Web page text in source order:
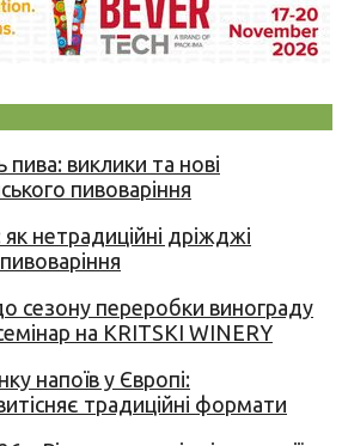
виклики та нові
пивоваріння
нетрадиційні дріжджі
сезону переробки винограду
на KRITSKI WINERY
напоїв у Європі:
традиційні формати